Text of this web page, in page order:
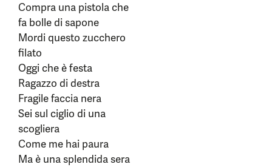
Compra una pistola che
fa bolle di sapone
Mordi questo zucchero
filato
Oggi che è festa
Ragazzo di destra
Fragile faccia nera
Sei sul ciglio di una
scogliera
Come me hai paura
Ma è una splendida sera